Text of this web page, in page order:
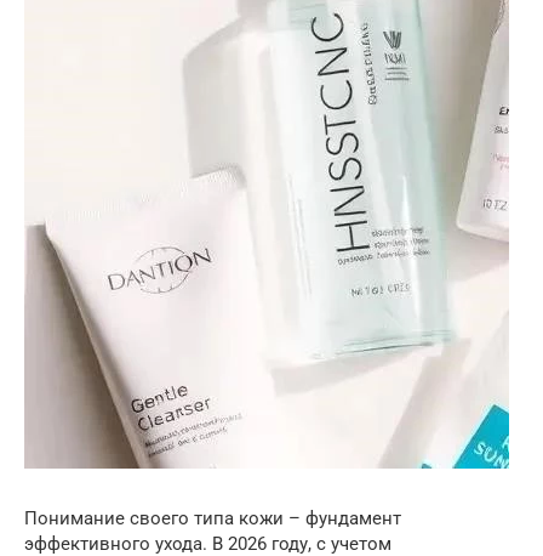
Понимание своего типа кожи – фундамент
эффективного ухода. В 2026 году, с учетом